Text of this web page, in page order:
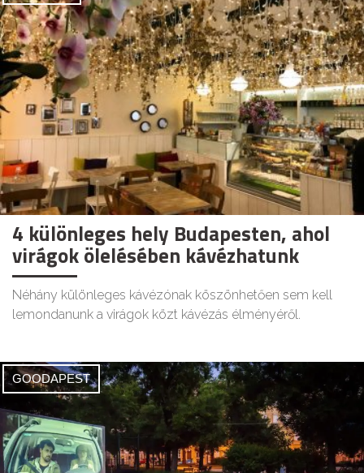
4 különleges hely Budapesten, ahol
virágok ölelésében kávézhatunk
Néhány különleges kávézónak köszönhetően sem kell
lemondanunk a virágok közt kávézás élményéről.
GOODAPEST